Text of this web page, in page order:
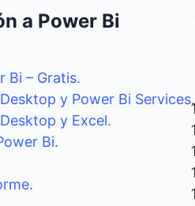
a Power Bi
Bi – Gratis.
y Power Bi Services.
y Excel.
Bi.